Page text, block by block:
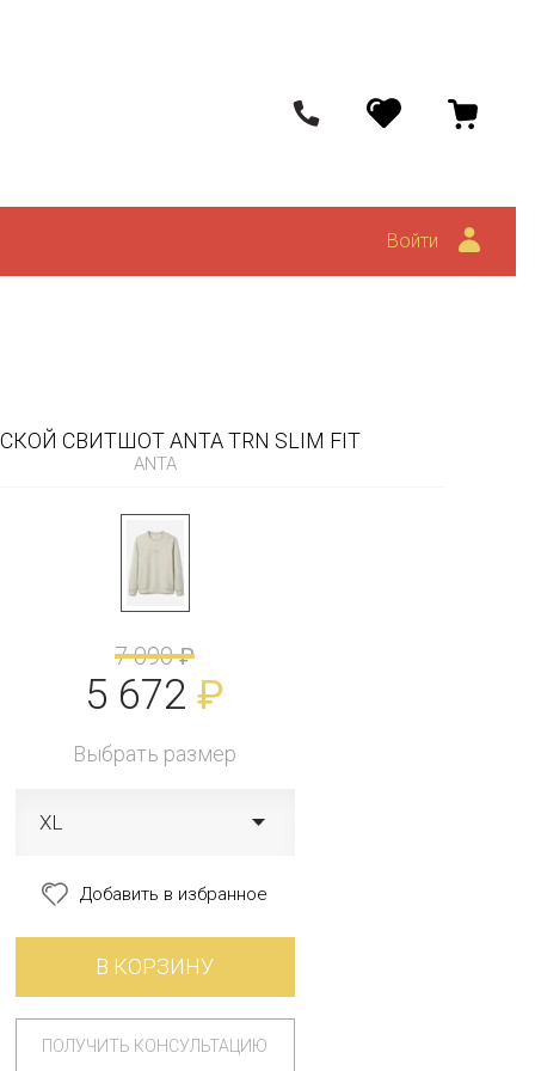
Войти
СВИТШОТ ANTA TRN SLIM FIT
ANTA
7 090 ₽
5 672 ₽
Выбрать размер
XL
Добавить в избранное
В КОРЗИНУ
ПОЛУЧИТЬ КОНСУЛЬТАЦИЮ